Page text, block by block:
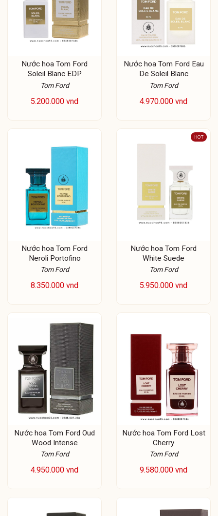
Nước hoa Tom Ford
Soleil Blanc EDP
Tom Ford
5.200.000 vnd
Nước hoa Tom Ford Eau
De Soleil Blanc
Tom Ford
4.970.000 vnd
Nước hoa Tom Ford
Neroli Portofino
Tom Ford
8.350.000 vnd
HOT
Nước hoa Tom Ford
White Suede
Tom Ford
5.950.000 vnd
Nước hoa Tom Ford Oud
Wood Intense
Tom Ford
4.950.000 vnd
Nước hoa Tom Ford Lost
Cherry
Tom Ford
9.580.000 vnd